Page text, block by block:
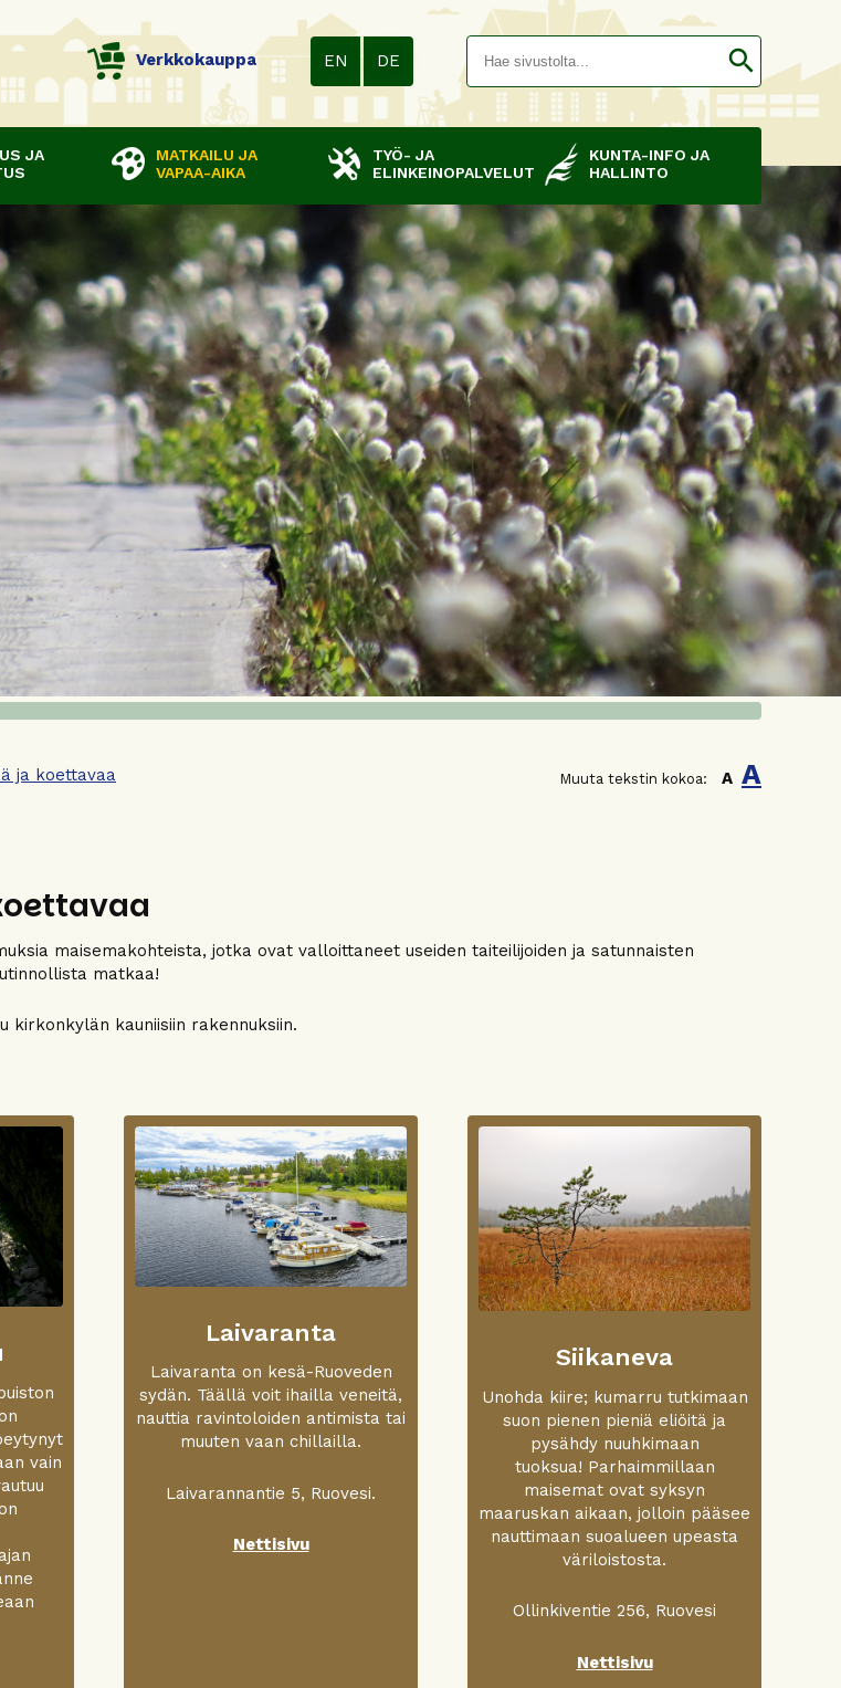
Verkkokauppa EN DE search
JA
MATKAILU JA
VAPAA-AIKA
TYÖ- JA
ELINKEINOPALVELUT
KUNTA-INFO JA
HALLINTO
ja koettavaa Muuta tekstin kokoa: A A
maisemakohteista, jotka ovat valloittaneet useiden taiteilijoiden ja satunnaisten
matkaa!
kirkonkylän kauniisiin rakennuksiin.
vain
Laivaranta
Laivaranta on kesä-Ruoveden
sydän. Täällä voit ihailla veneitä,
nauttia ravintoloiden antimista tai
muuten vaan chillailla.
Laivarannantie 5, Ruovesi.
Nettisivu
Siikaneva
Unohda kiire; kumarru tutkimaan
suon pienen pieniä eliöitä ja
pysähdy nuuhkimaan
tuoksua! Parhaimmillaan
maisemat ovat syksyn
maaruskan aikaan, jolloin pääsee
nauttimaan suoalueen upeasta
väriloistosta.
Ollinkiventie 256, Ruovesi
Nettisivu